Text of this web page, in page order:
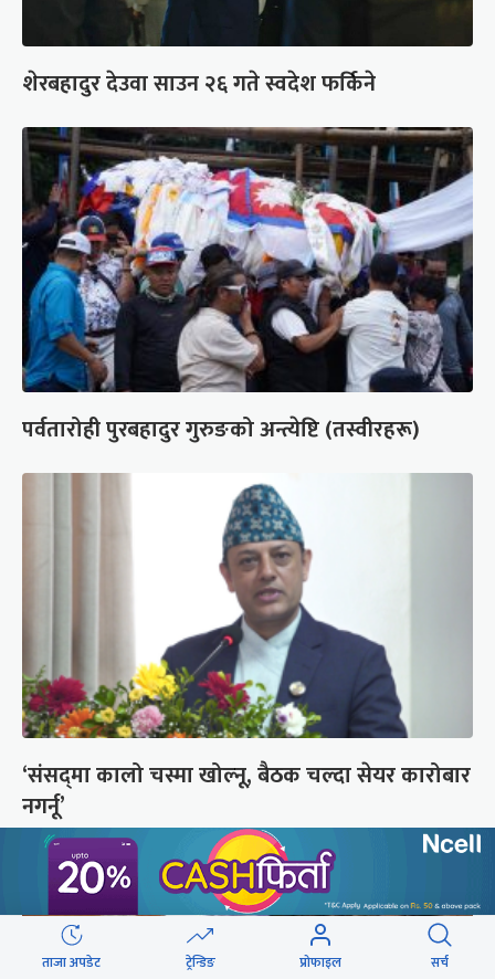
शेरबहादुर देउवा साउन २६ गते स्वदेश फर्किने
पर्वतारोही पुरबहादुर गुरुङको अन्त्येष्टि (तस्वीरहरू)
‘संसद्‍मा कालो चस्मा खोल्नू, बैठक चल्दा सेयर कारोबार
नगर्नू’
ताजा अपडेट ट्रेन्डिङ प्रोफाइल सर्च